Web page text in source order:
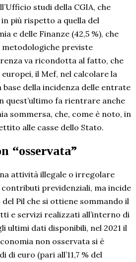
studi della CGIA, che
più rispetto a quella del
e delle Finanze (42,5 %), che
previste
va ricondotta al fatto, che
il Mef, nel calcolare la
base della incidenza delle entrate
quest’ultimo fa rientrare anche
sommersa, che, come è noto, in
alle casse dello Stato.
“osservata”
attività illegale o irregolare
contributi previdenziali, ma incide
Pil che si ottiene sommando il
e servizi realizzati all’interno di
ultimi dati disponibili, nel 2021 il
non osservata si è
di euro (pari all’11,7 % del